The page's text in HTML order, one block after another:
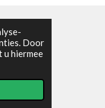
Door
u hiermee